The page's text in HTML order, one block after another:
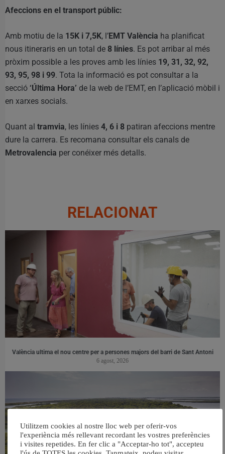
Afeccions en el transport públic:
Amb motiu de la 15K i 7,5K, l’EMT València ha planificat
nous itineraris en un total de 8 línies. Es pot arribar al més
pròxim possible a les proves amb les línies 19, 31, 32, 92,
93, 95, 98 i 99. Tota la informació es pot consultar a la
secció ‘Última Hora’ de la web de l’EMT, en l’aplicació mòbil i
en xarxes socials.
Quant al tramvia, les línies 4, 6 i 8 patiran afeccions mentre
dure la carrera. Es recomana consultar els canals de
Metrovalencia per conéixer més detalls.
RELACIONAT
València ultima el nou centre per a persones majors del barri de Sant Antoni
6 agost, 2026
Utilitzem cookies al nostre lloc web per oferir-vos
l'experiència més rellevant recordant les vostres preferències
i visites repetides. En fer clic a "Acceptar-ho tot", accepteu